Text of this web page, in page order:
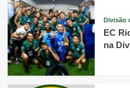
Divisão
EC
na